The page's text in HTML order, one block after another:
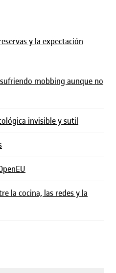
y la expectación
mobbing aunque no
invisible y sutil
la cocina, las redes y la